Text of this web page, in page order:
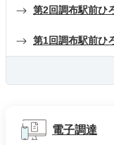
第2回調布駅前ひ
第1回調布駅前ひ
電子調達